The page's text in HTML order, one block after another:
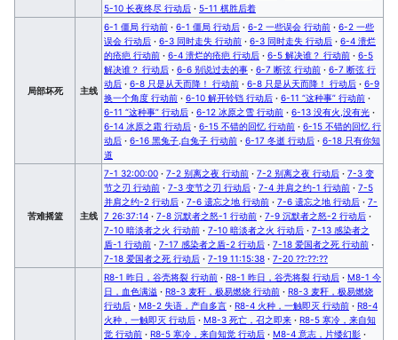
5-10 长夜终尽 行动后 · 5-11 棋胜后着
局部坏死 主线
6-1 僵局 行动前 · 6-1 僵局 行动后 · 6-2 一些误会 行动前 · 6-2 一些
误会 行动后 · 6-3 同时走失 行动前 · 6-3 同时走失 行动后 · 6-4 溃烂
的疮疤 行动前 · 6-4 溃烂的疮疤 行动后 · 6-5 解决谁？ 行动前 · 6-5
解决谁？ 行动后 · 6-6 别说过去的事 · 6-7 断弦 行动前 · 6-7 断弦 行
动后 · 6-8 只是从天而降！ 行动前 · 6-8 只是从天而降！ 行动后 · 6-9
换一个角度 行动前 · 6-10 解开铃铛 行动后 · 6-11 “这种事” 行动前 ·
6-11 “这种事” 行动后 · 6-12 冰原之雪 行动前 · 6-13 没有火,没有光 ·
6-14 冰原之霜 行动后 · 6-15 不错的回忆 行动前 · 6-15 不错的回忆 行
动后 · 6-16 黑兔子,白兔子 行动前 · 6-17 冬逝 行动后 · 6-18 只有你知
道
苦难摇篮 主线
7-1 32:00:00 · 7-2 别离之夜 行动前 · 7-2 别离之夜 行动后 · 7-3 变
节之刃 行动前 · 7-3 变节之刃 行动后 · 7-4 并肩之约-1 行动前 · 7-5
并肩之约-2 行动后 · 7-6 遗忘之地 行动前 · 7-6 遗忘之地 行动后 · 7-
7 26:37:14 · 7-8 沉默者之怒-1 行动前 · 7-9 沉默者之怒-2 行动后 ·
7-10 暗淡者之火 行动前 · 7-10 暗淡者之火 行动后 · 7-13 感染者之
盾-1 行动前 · 7-17 感染者之盾-2 行动后 · 7-18 爱国者之死 行动前 ·
7-18 爱国者之死 行动后 · 7-19 11:15:38 · 7-20 ??:??:??
R8-1 昨日，谷壳将裂 行动前 · R8-1 昨日，谷壳将裂 行动后 · M8-1 今
日，血色满溢 · R8-3 麦秆，极易燃烧 行动前 · R8-3 麦秆，极易燃烧
行动后 · M8-2 失语，产自多言 · R8-4 火种，一触即灭 行动前 · R8-4
火种，一触即灭 行动后 · M8-3 死亡，召之即来 · R8-5 寒冷，来自知
觉 行动前 · R8-5 寒冷，来自知觉 行动后 · M8-4 意志，片缕幻影 ·